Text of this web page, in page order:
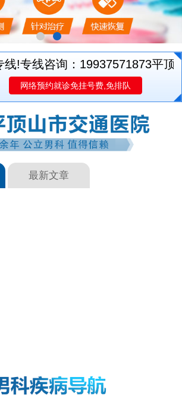
!专线咨询：19937571873平顶山
网络预约就诊免挂号费,免排队
最新文章